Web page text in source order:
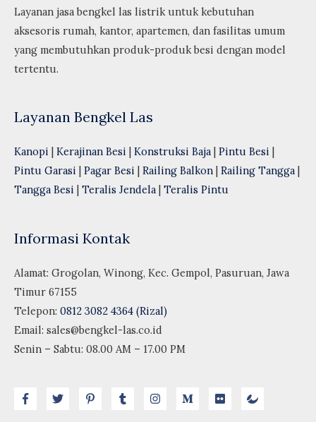
Layanan jasa bengkel las listrik untuk kebutuhan
aksesoris rumah, kantor, apartemen, dan fasilitas umum
yang membutuhkan produk-produk besi dengan model
tertentu.
Layanan Bengkel Las
Kanopi Kerajinan Besi Konstruksi Baja Pintu Besi
Pintu Garasi
Pagar Besi Railing Balkon Railing Tangga
Tangga Besi
Teralis Jendela Teralis Pintu
Informasi Kontak
Alamat: Grogolan, Winong, Kec. Gempol, Pasuruan, Jawa
Timur 67155
Telepon: 0812 3082 4364 (Rizal)
Email: sales@bengkel-las.co.id
Senin – Sabtu: 08.00 AM – 17.00 PM